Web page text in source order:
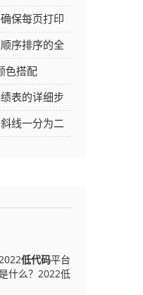
保每页打印
序排序的全
色搭配
表的详细步
线一分为二
低代码平台
什么？2022低